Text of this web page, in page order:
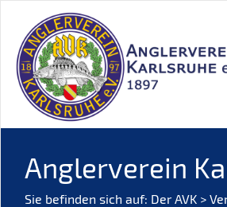
Anglerverein
Sie befinden sich auf: Der AVK >